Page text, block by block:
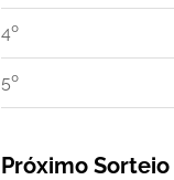
4º
5º
Próximo Sorteio